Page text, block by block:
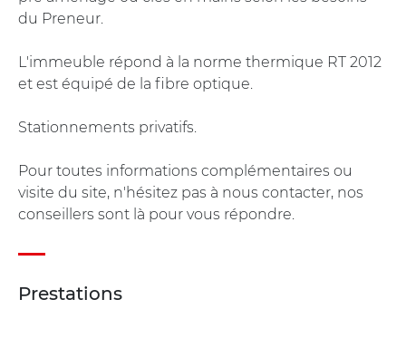
du Preneur.
L'immeuble répond à la norme thermique RT 2012
et est équipé de la fibre optique.
Stationnements privatifs.
Pour toutes informations complémentaires ou
visite du site, n'hésitez pas à nous contacter, nos
conseillers sont là pour vous répondre.
Prestations